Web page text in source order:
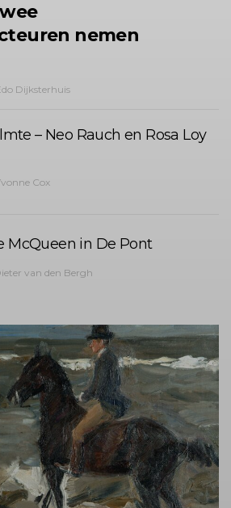
nemen
Dijksterhuis
– Neo Rauch en Rosa Loy
Cox
McQueen in De Pont
van den Bergh